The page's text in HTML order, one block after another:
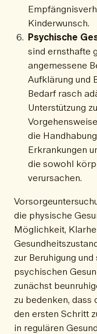
Kinderwunsch.
Psychische
sind ernsthafte
angemessene
Aufklärung und
Bedarf rasch
Unterstützung
die
Erkrankungen
die sowohl
verursachen.
die physische
Möglichkeit,
zur Beruhigung
psychischen
zunächst
zu bedenken, dass
den ersten Schritt
in regulären